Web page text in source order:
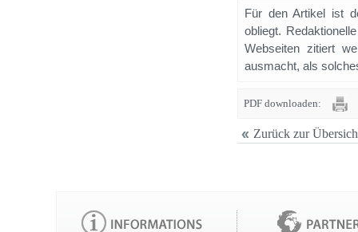
Für den Artikel ist
obliegt.
Webseiten zitiert
ausmacht, als
PDF downloaden:
Zurück zur